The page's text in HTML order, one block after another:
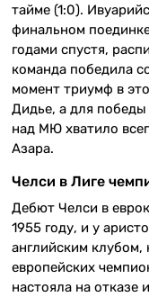
тайме (1:0).
финальном
годами спустя,
команда победила
момент триумф в
Дидье, а для
над МЮ хватило
Азара.
Челси в Лиге
Дебют Челси в
1955 году, и у
английским клубом,
европейских
настояла на отказе